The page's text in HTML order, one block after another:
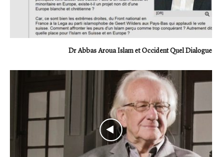
Dr Abbas Aroua Islam et Occident Quel Dialogue